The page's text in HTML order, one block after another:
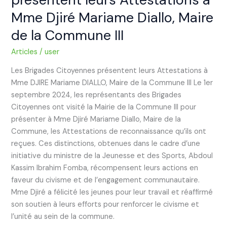
Mme Djiré Mariame Diallo, Maire
de la Commune III
Articles /user
Les Brigades Citoyennes présentent leurs Attestations à
Mme DJIRE Mariame DIALLO, Maire de la Commune III Le 1er
septembre 2024, les représentants des Brigades
Citoyennes ont visité la Mairie de la Commune III pour
présenter à Mme Djiré Mariame Diallo, Maire de la
Commune, les Attestations de reconnaissance qu’ils ont
reçues. Ces distinctions, obtenues dans le cadre d’une
initiative du ministre de la Jeunesse et des Sports, Abdoul
Kassim Ibrahim Fomba, récompensent leurs actions en
faveur du civisme et de l’engagement communautaire.
Mme Djiré a félicité les jeunes pour leur travail et réaffirmé
son soutien à leurs efforts pour renforcer le civisme et
l’unité au sein de la commune.